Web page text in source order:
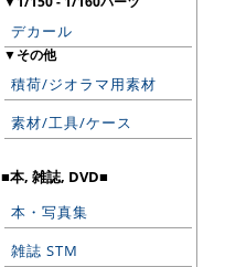
デカール
▼その他
積荷/ジオラマ用素材
素材/工具/ケース
■本, 雑誌, DVD■
本・写真集
雑誌 STM